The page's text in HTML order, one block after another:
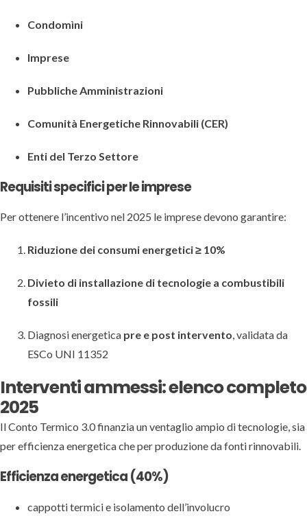
Condomìni
Imprese
Pubbliche Amministrazioni
Comunità Energetiche Rinnovabili (CER)
Enti del Terzo Settore
Requisiti specifici per le imprese
Per ottenere l’incentivo nel 2025 le imprese devono garantire:
Riduzione dei consumi energetici ≥ 10%
Divieto di installazione di tecnologie a combustibili
fossili
Diagnosi energetica pre e post intervento, validata da
ESCo UNI 11352
Interventi ammessi: elenco completo
2025
Il Conto Termico 3.0 finanzia un ventaglio ampio di tecnologie, sia
per efficienza energetica che per produzione da fonti rinnovabili.
Efficienza energetica (40%)
cappotti termici e isolamento dell’involucro